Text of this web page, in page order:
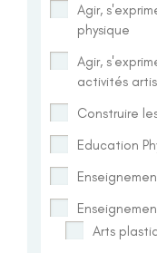
Agir,
physique
Agir,
activités
Construire
Education
Arts